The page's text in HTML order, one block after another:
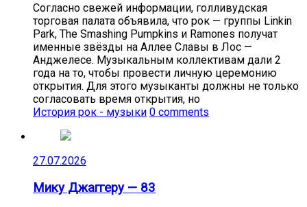
Согласно свежей информации, голливудская
торговая палата объявила, что рок — группы Linkin
Park, The Smashing Pumpkins и Ramones получат
именные звёзды на Аллее Славы в Лос —
Анджелесе. Музыкальным коллективам дали 2
года на то, чтобы провести личную церемонию
открытия. Для этого музыканты должны не только
согласовать время открытия, но
История рок - музыки 0 comments
27.07.2026
Мику Джаггеру — 83